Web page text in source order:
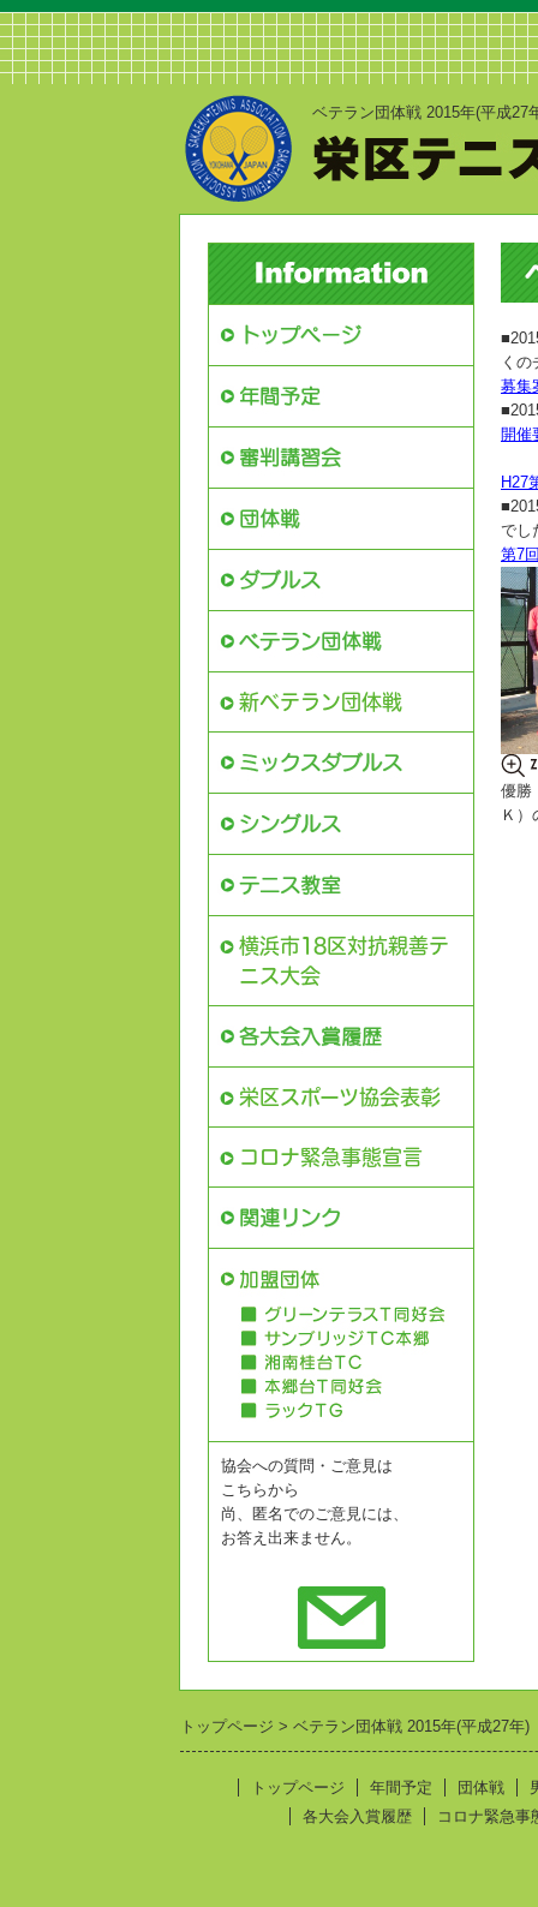
ベテラン団体戦 2015年(平成27
新ベテラン団体戦
横浜市18区対抗親善テ
ニス大会
栄区スポーツ協会表彰
コロナ緊急事態宣言
協会への質問・ご意見は
こちらから
尚、匿名でのご意見には、
お答え出来ません。
く
募集
開催
H27
でし
第7
優勝
Ｋ）
トップページ ベテラン団体戦 2015年(平成27年)
トップページ 年間予定 団体戦
各大会入賞履歴
コロナ緊急事